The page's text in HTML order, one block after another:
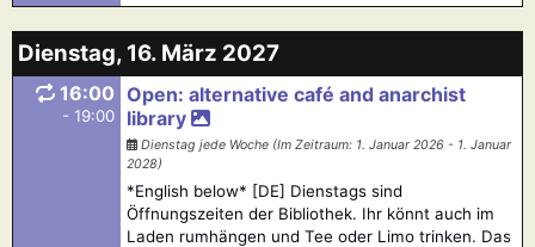
Dienstag, 16. März 2027
16:00
- 19:00
Open: alternative café and anarchist
library
Dienstag jede Woche (Im Zeitraum: 1. Januar 2026 - 1. Januar
2028)
*English below* [DE] Dienstags sind
Öffnungszeiten der Bibliothek. Ihr könnt auch im
Laden rumhängen und Tee oder Limo trinken. Das